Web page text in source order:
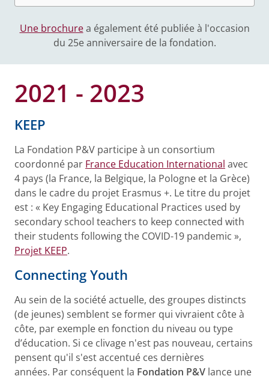
Une brochurea également été publiée à l'occasion
du 25e anniversaire de la fondation.
2021 - 2023
KEEP
La Fondation P&V participe à un consortium
coordonné par France Education International avec
4 pays (la France, la Belgique, la Pologne et la Grèce)
dans le cadre du projet Erasmus +. Le titre du projet
est : « Key Engaging Educational Practices used by
secondary school teachers to keep connected with
their students following the COVID-19 pandemic »,
Projet KEEP.
Connecting Youth
Au sein de la société actuelle, des groupes distincts
(de jeunes) semblent se former qui vivraient côte à
côte, par exemple en fonction du niveau ou type
d’éducation. Si ce clivage n'est pas nouveau, certains
pensent qu'il s'est accentué ces dernières
années. Par conséquent la Fondation P&V lance une